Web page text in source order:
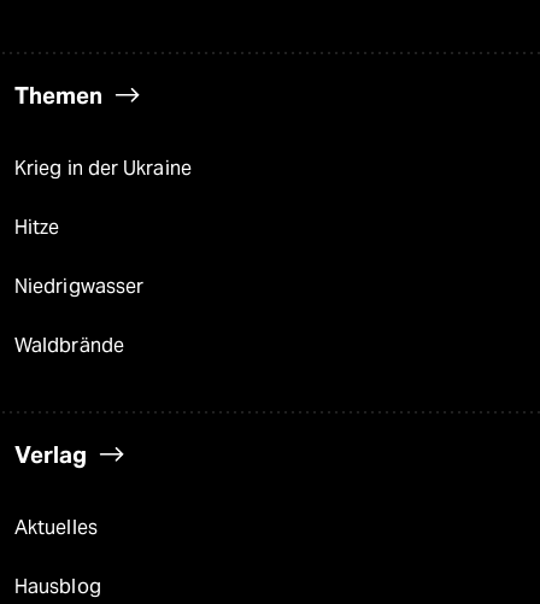
Themen
Krieg in der Ukraine
Hitze
Niedrigwasser
Waldbrände
Verlag
Aktuelles
Hausblog